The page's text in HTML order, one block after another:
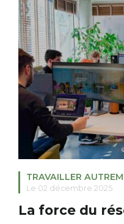
Velay a […]
TRAVAILLER
Le 02 décembre 2025
La force du